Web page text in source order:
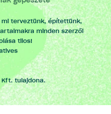
mi terveztünk, építettünk,
minden szerzői
tilos!
Kft. tulajdona.